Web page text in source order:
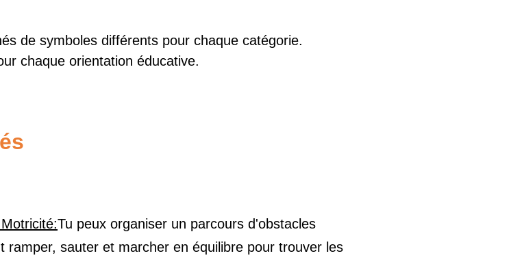
de symboles différents pour chaque catégorie.
chaque orientation éducative.
Tu peux organiser un parcours d'obstacles
ramper, sauter et marcher en équilibre pour trouver les